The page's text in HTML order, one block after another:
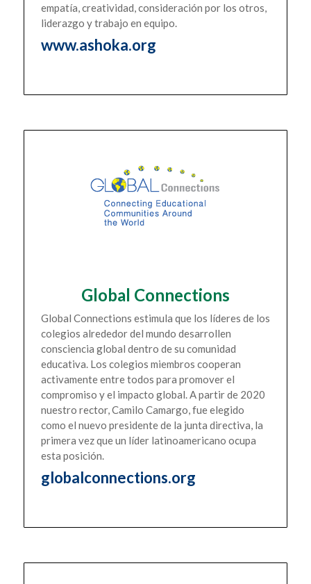
empatía, creatividad, consideración por los otros,
liderazgo y trabajo en equipo.
www.ashoka.org
Global Connections
Global Connections estimula que los líderes de los
colegios alrededor del mundo desarrollen
consciencia global dentro de su comunidad
educativa. Los colegios miembros cooperan
activamente entre todos para promover el
compromiso y el impacto global. A partir de 2020
nuestro rector, Camilo Camargo, fue elegido
como el nuevo presidente de la junta directiva, la
primera vez que un líder latinoamericano ocupa
esta posición.
globalconnections.org